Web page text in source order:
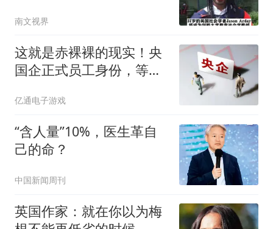
南文视界
这就是赤裸裸的现实！央
国企正式员工身份，等于
亿通电子游戏
“含人量”10%，医生革自
己的命？
中国新闻周刊
英国作家：就在你以为梅